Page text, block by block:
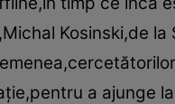
Kosinski,de
a ajunge